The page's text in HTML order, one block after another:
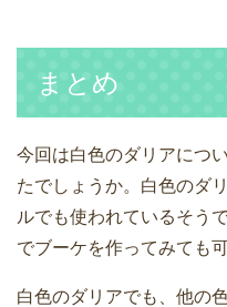
まとめ
今回は白色のダリアにつ
たでしょうか。白色のダ
ルでも使われているそう
でブーケを作ってみても
白色のダリアでも、他の